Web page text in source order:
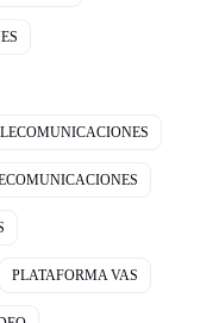
PLATAFORMA VAS